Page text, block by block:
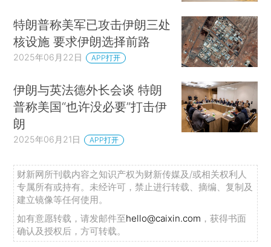
特朗普称美军已攻击伊朗三处
核设施 要求伊朗选择前路
2025年06月22日 APP打开
伊朗与英法德外长会谈 特朗
普称美国“也许没必要”打击伊
朗
2025年06月21日 APP打开
财新网所刊载内容之知识产权为财新传媒及/或相关权利人
专属所有或持有。未经许可，禁止进行转载、摘编、复制及
建立镜像等任何使用。
如有意愿转载，请发邮件至hello@caixin.com ，获得书面
确认及授权后，方可转载。